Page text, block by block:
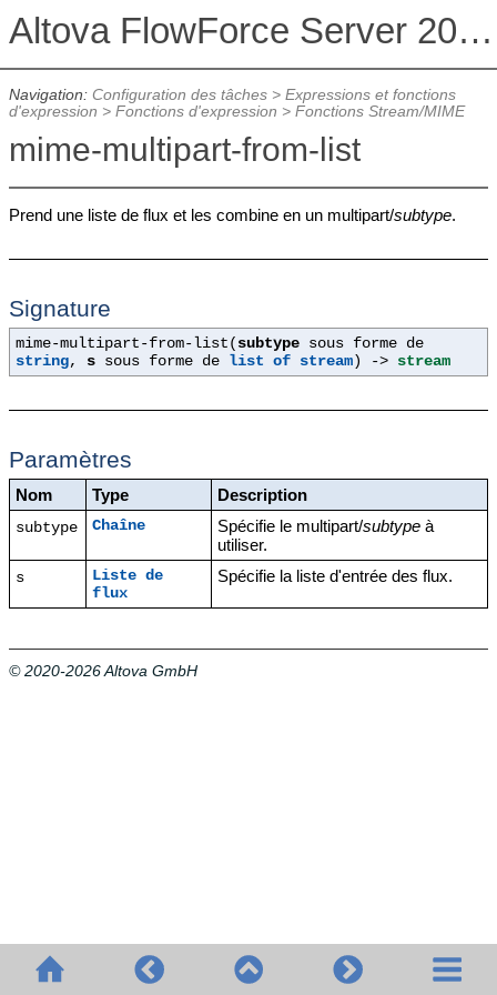
Altova FlowForce Server 2026 Advanced Edition
Navigation: Configuration des tâches> Expressions et fonctions
d'expression > Fonctions d'expression > Fonctions Stream/MIME
mime-multipart-from-list
Prend une liste de flux et les combine en un multipart/subtype.
Signature
mime-multipart-from-list( subtype sous forme de
string, s sous forme de list of stream) -> stream
Paramètres
Nom Type Description
subtype Chaîne Spécifie le multipart/subtype à
utiliser.
s
Liste de
flux
Spécifie la liste d'entrée des flux.
© 2020-2026 Altova GmbH